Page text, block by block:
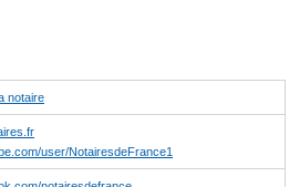
notaire
user/NotairesdeFrance1